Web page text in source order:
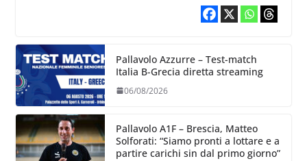
Pallavolo Azzurre – Test-match
Italia B-Grecia diretta streaming
06/08/2026
Pallavolo A1F – Brescia, Matteo
Solforati: “Siamo pronti a lottare e a
partire carichi sin dal primo giorno”